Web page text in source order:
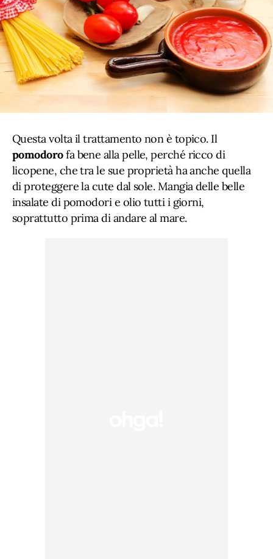
Questa volta il trattamento non è topico. Il
pomodorofa bene alla pelle, perché ricco di
licopene, che tra le sue proprietà ha anche quella
di proteggere la cute dal sole. Mangia delle belle
insalate di pomodori e olio tutti i giorni,
soprattutto prima di andare al mare.